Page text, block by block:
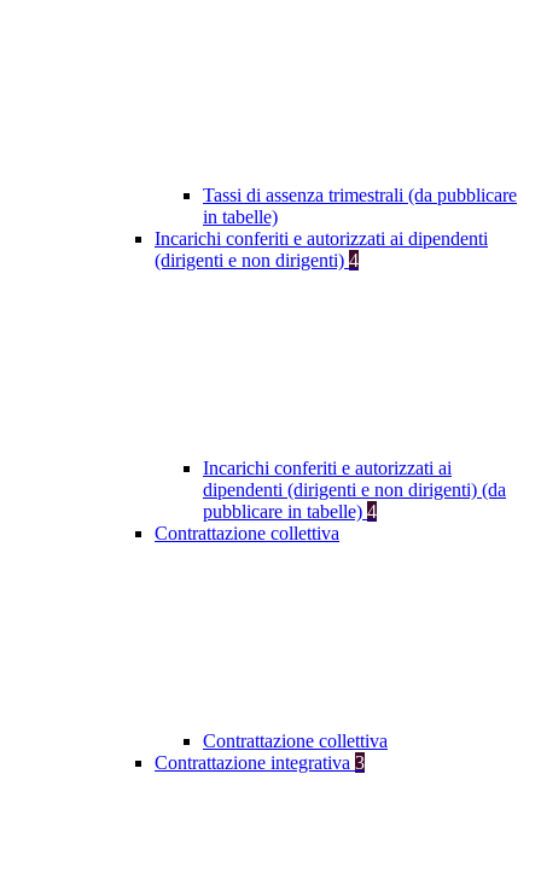
Tassi di assenza trimestrali (da pubblicare
in tabelle)
Incarichi conferiti e autorizzati ai dipendenti
(dirigenti e non dirigenti) 4
Incarichi conferiti e autorizzati ai
dipendenti (dirigenti e non dirigenti) (da
pubblicare in tabelle) 4
Contrattazione collettiva
Contrattazione collettiva
Contrattazione integrativa 3